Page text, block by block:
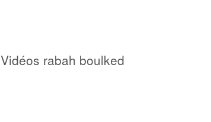
Vidéos rabah boulked